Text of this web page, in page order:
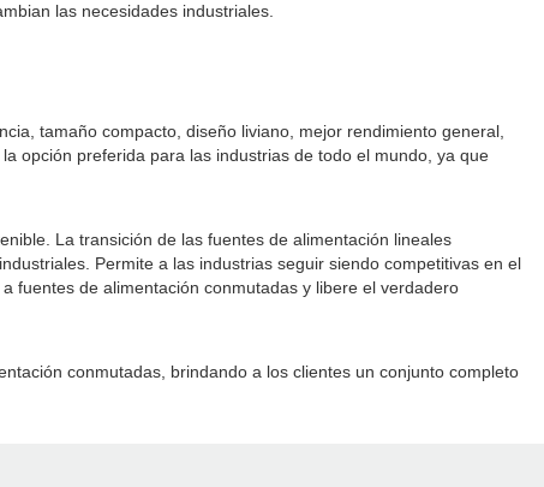
las necesidades industriales.
tamaño compacto, diseño liviano, mejor rendimiento general,
opción preferida para las industrias de todo el mundo, ya que
La transición de las fuentes de alimentación lineales
Permite a las industrias seguir siendo competitivas en el
fuentes de alimentación conmutadas y libere el verdadero
conmutadas, brindando a los clientes un conjunto completo